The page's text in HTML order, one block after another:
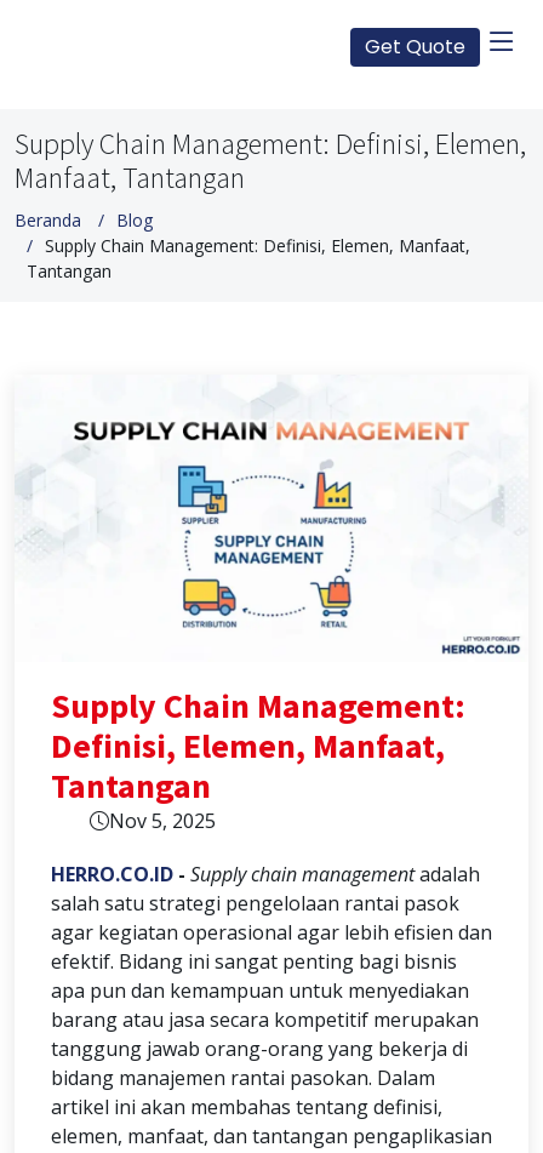
Get Quote
Supply Chain Management: Definisi, Elemen,
Manfaat, Tantangan
Beranda
Blog
Supply Chain Management: Definisi, Elemen, Manfaat,
Tantangan
Supply Chain Management:
Definisi, Elemen, Manfaat,
Tantangan
Nov 5, 2025
HERRO.CO.ID - Supply chain managementadalah
salah satu strategi pengelolaan rantai pasok
agar kegiatan operasional agar lebih efisien dan
efektif. Bidang ini sangat penting bagi bisnis
apa pun dan kemampuan untuk menyediakan
barang atau jasa secara kompetitif merupakan
tanggung jawab orang-orang yang bekerja di
bidang manajemen rantai pasokan. Dalam
artikel ini akan membahas tentang definisi,
elemen, manfaat, dan tantangan pengaplikasian